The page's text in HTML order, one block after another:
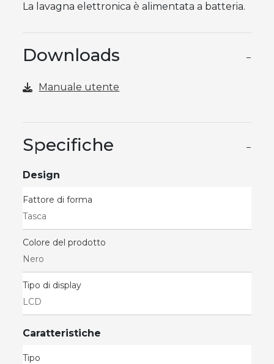
La lavagna elettronica è alimentata a batteria.
Downloads −
Manuale utente
Specifiche −
Design
Fattore di forma
Tasca
Colore del prodotto
Nero
Tipo di display
LCD
Caratteristiche
Tipo